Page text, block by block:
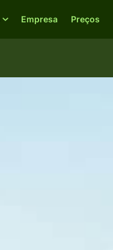
Empresa Preços